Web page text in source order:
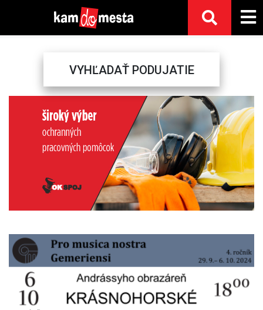
VYHĽADAŤ PODUJATIE
Next